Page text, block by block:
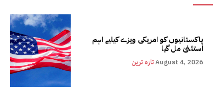
پاکستانیوں کو امریکی ویزے کیلیے اہم
استثنیٰ مل گیا
تازہ ترینAugust 4, 2026